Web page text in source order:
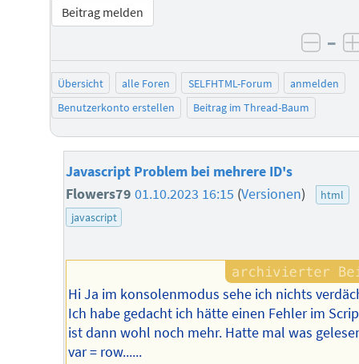
Beitrag melden
–
Übersicht alle Foren SELFHTML-Forum
anmelden
Benutzerkonto erstellen
Beitrag im Thread-Baum
Javascript Problem bei mehrere ID's
Flowers79 01.10.2023 16:15 (Versionen)
html
javascript
Hi Ja im konsolenmodus sehe ich nichts
Ich habe gedacht ich hätte einen Fehler im
ist dann wohl noch mehr. Hatte mal was
var = row......